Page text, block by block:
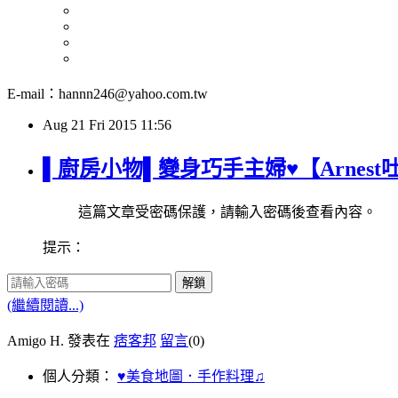
E-mail：hannn246@yahoo.com.tw
Aug 21 Fri 2015 11:56
▌廚房小物▌變身巧手主婦♥【Arnest
這篇文章受密碼保護，請輸入密碼後查看內容。
提示：
解鎖
(繼續閱讀...)
Amigo H. 發表在 痞客邦 留言(0)
個人分類： ♥美食地圖．手作料理♫